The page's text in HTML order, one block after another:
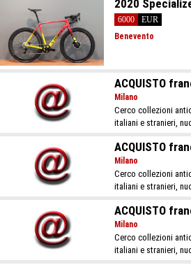
2020
6000
EUR
Benevento
ACQUISTO
Milano
Cerco collezioni
italiani e stranieri,
ACQUISTO
Milano
Cerco collezioni
italiani e stranieri,
ACQUISTO
Milano
Cerco collezioni
italiani e stranieri,